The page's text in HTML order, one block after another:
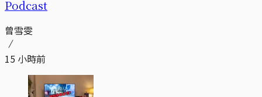
Podcast
曾雪雯
15 小時前